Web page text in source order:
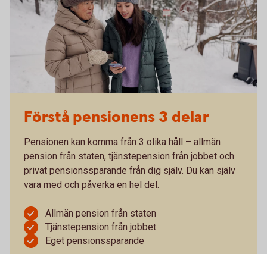
Förstå pensionens 3 delar
Pensionen kan komma från 3 olika håll – allmän
pension från staten, tjänstepension från jobbet och
privat pensionssparande från dig själv. Du kan själv
vara med och påverka en hel del.
Allmän pension från staten
Tjänstepension från jobbet
Eget pensionssparande